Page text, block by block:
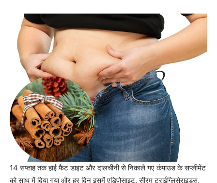
14 सप्ताह तक हाई फैट डाइट और दालचीनी से निकाले गए कंपाउड के सप्लीमेंट
को साथ में दिया गया और हर दिन इसमें एडिपोसाइट, सीरम ट्राईग्लिसेराइड्स,